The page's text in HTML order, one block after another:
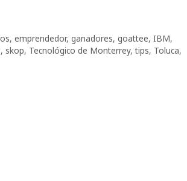
, emprendedor, ganadores, goattee, IBM,
, skop, Tecnológico de Monterrey,tips, Toluca,